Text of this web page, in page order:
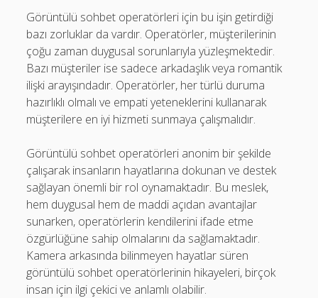
Görüntülü sohbet operatörleri için bu işin getirdiği
bazı zorluklar da vardır. Operatörler, müşterilerinin
çoğu zaman duygusal sorunlarıyla yüzleşmektedir.
Bazı müşteriler ise sadece arkadaşlık veya romantik
ilişki arayışındadır. Operatörler, her türlü duruma
hazırlıklı olmalı ve empati yeteneklerini kullanarak
müşterilere en iyi hizmeti sunmaya çalışmalıdır.
Görüntülü sohbet operatörleri anonim bir şekilde
çalışarak insanların hayatlarına dokunan ve destek
sağlayan önemli bir rol oynamaktadır. Bu meslek,
hem duygusal hem de maddi açıdan avantajlar
sunarken, operatörlerin kendilerini ifade etme
özgürlüğüne sahip olmalarını da sağlamaktadır.
Kamera arkasında bilinmeyen hayatlar süren
görüntülü sohbet operatörlerinin hikayeleri, birçok
insan için ilgi çekici ve anlamlı olabilir.